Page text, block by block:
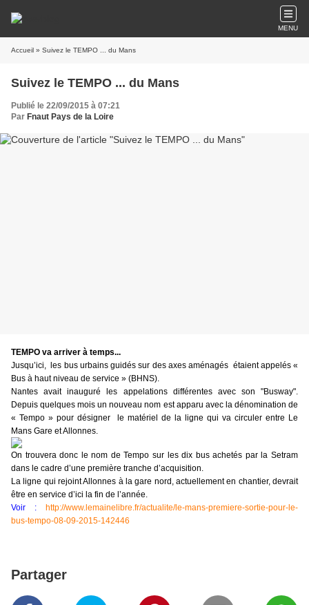
MENU
Accueil » Suivez le TEMPO ... du Mans
Suivez le TEMPO ... du Mans
Publié le 22/09/2015 à 07:21
Par Fnaut Pays de la Loire
TEMPO va arriver à temps...
Jusqu’ici, les bus urbains guidés sur des axes aménagés étaient appelés «
Bus à haut niveau de service » (BHNS).
Nantes avait inauguré les appelations différentes avec son "Busway".
Depuis quelques mois un nouveau nom est apparu avec la dénomination de
« Tempo » pour désigner le matériel de la ligne qui va circuler entre Le
Mans Gare et Allonnes.
On trouvera donc le nom de Tempo sur les dix bus achetés par la Setram
dans le cadre d’une première tranche d’acquisition.
La ligne qui rejoint Allonnes à la gare nord, actuellement en chantier, devrait
être en service d’ici la fin de l’année.
Voir : http://www.lemainelibre.fr/actualite/le-mans-premiere-sortie-pour-le-
bus-tempo-08-09-2015-142446
Partager